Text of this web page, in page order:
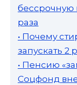
бессрочную
раза
• Почему
запускать 2
• Пенсию
Соцфонд